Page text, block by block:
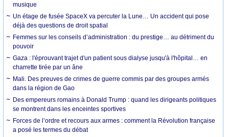
musique
Un étage de fusée SpaceX va percuter la Lune… Un accident qui pose
déjà des questions de droit spatial
Femmes sur les conseils d’administration : du prestige… au détriment du
pouvoir
Gaza : l'éprouvant trajet d'un patient sous dialyse jusqu'à l'hôpital… en
charrette tirée par un âne
Mali. Des preuves de crimes de guerre commis par des groupes armés
dans la région de Gao
Des empereurs romains à Donald Trump : quand les dirigeants politiques
se montrent dans les enceintes sportives
Forces de l’ordre et recours aux armes : comment la Révolution française
a posé les termes du débat